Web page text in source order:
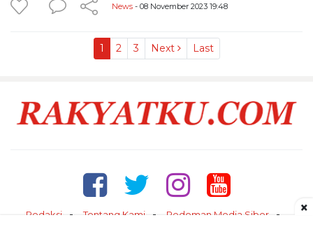
News - 08 November 2023 19:48
1 2 3 Next Last
Redaksi Tentang Kami
Pedoman Media Siber
×